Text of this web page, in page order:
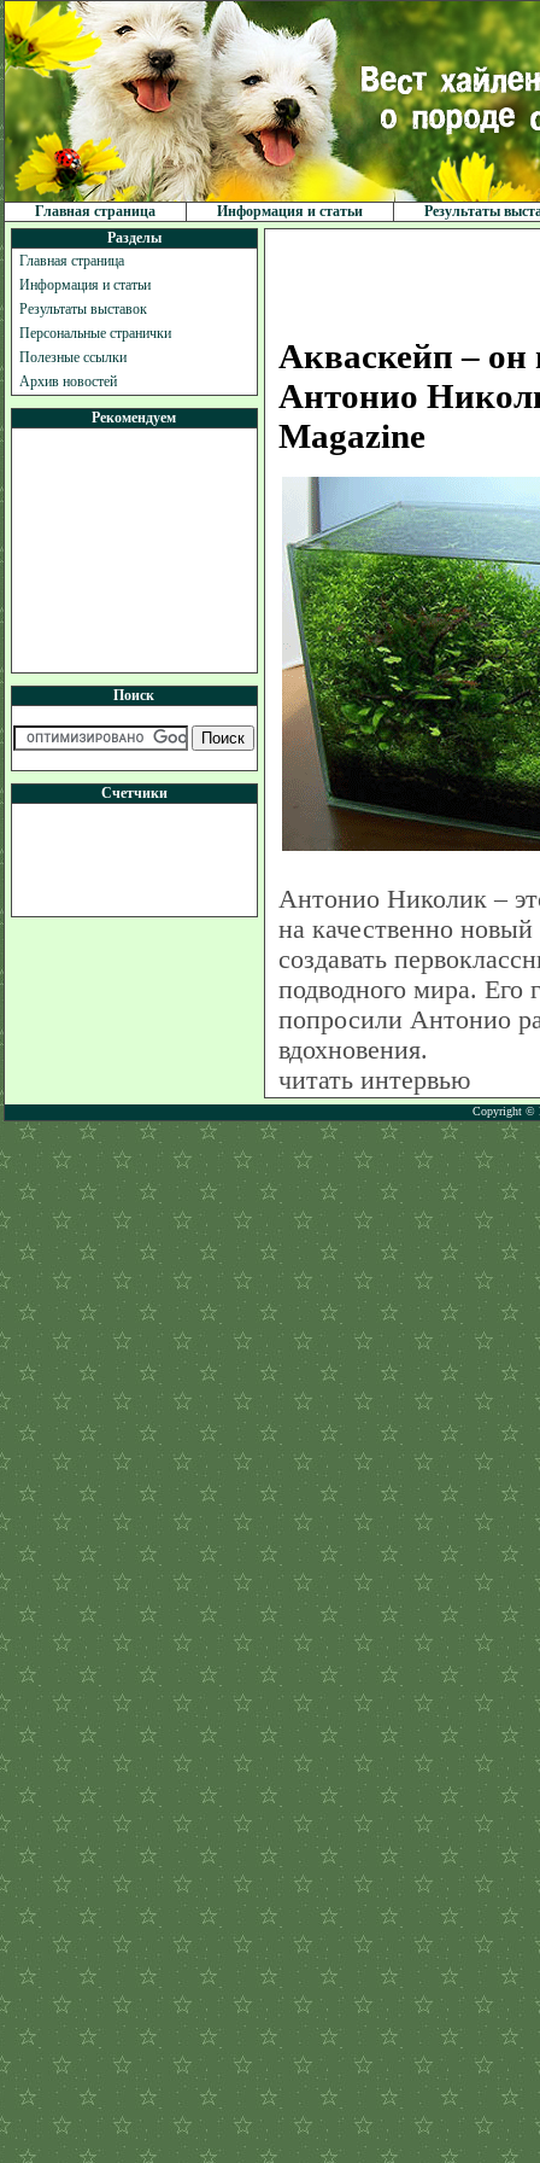
Главная страница Информация и статьи
Результаты
Разделы
Главная страница
Информация и статьи
Результаты выставок
Персональные странички
Полезные ссылки
Архив новостей
Рекомендуем
Поиск
Счетчики
Акваскейп –
Антонио
Magazine
Антонио Николик –
на качественно
создавать
подводного мира. Его
попросили Антонио
вдохновения.
читать интервью
Copyright ©